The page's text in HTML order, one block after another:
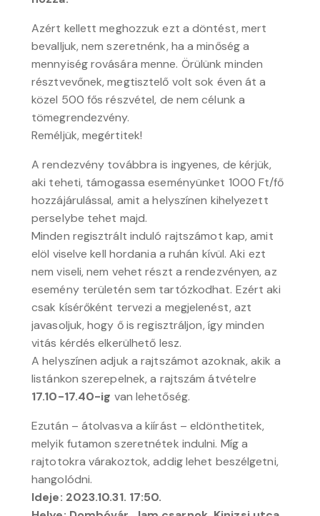
Azért kellett meghozzuk ezt a döntést, mert
bevalljuk, nem szeretnénk, ha a minőség a
mennyiség rovására menne. Örülünk minden
résztvevőnek, megtisztelő volt sok éven át a
közel 500 fős részvétel, de nem célunk a
tömegrendezvény.
Reméljük, megértitek!
A rendezvény továbbra is ingyenes, de kérjük,
aki teheti, támogassa eseményünket 1000 Ft/fő
hozzájárulással, amit a helyszínen kihelyezett
perselybe tehet majd.
Minden regisztrált induló rajtszámot kap, amit
elöl viselve kell hordania a ruhán kívül. Aki ezt
nem viseli, nem vehet részt a rendezvényen, az
esemény területén sem tartózkodhat. Ezért aki
csak kísérőként tervezi a megjelenést, azt
javasoljuk, hogy ő is regisztráljon, így minden
vitás kérdés elkerülhető lesz.
A helyszínen adjuk a rajtszámot azoknak, akik a
listánkon szerepelnek, a rajtszám átvételre
17.10-17.40-ig van lehetőség.
Ezután – átolvasva a kiírást – eldönthetitek,
melyik futamon szeretnétek indulni. Míg a
rajtotokra várakoztok, addig lehet beszélgetni,
hangolódni.
Ideje: 2023.10.31. 17:50.